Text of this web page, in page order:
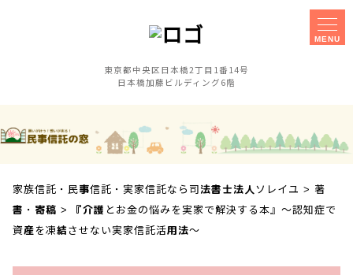
東京都中央区日本橋2丁目1番14号
日本橋加藤ビルディング6階家族信託
障害のある子の
相談手続きに
事業承継対策
セミナー
相談会
お客様の声 採用案内
MENU
家族信託・民事信託・実家信託なら司法書士法人ソレイユ > 著
書・寄稿 >
『介護とお金の悩みを実家で解決する本』～認知症で
資産を凍結させない実家信託活用法～